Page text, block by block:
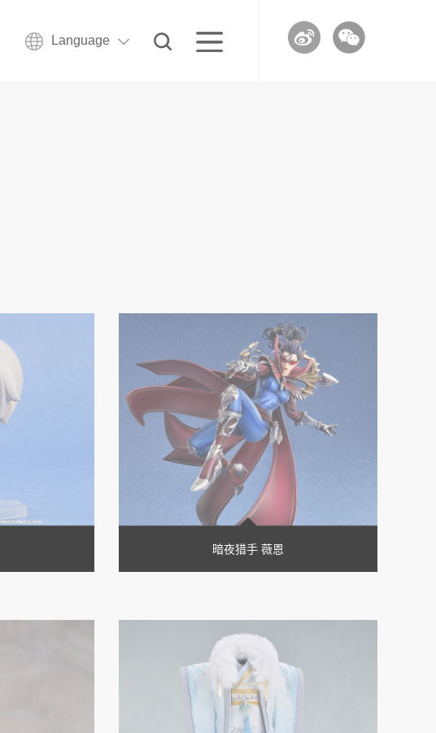
Language
暗夜猎手 薇恩